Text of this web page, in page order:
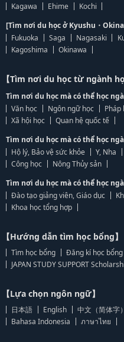
Kagawa
Ehime
Kochi
[Tìm nơi du học ở Kyushu・
Fukuoka
Saga Nagasaki
Kagoshima
Okinawa
【Tìm nơi du học từ ngành
Tìm nơi du học mà có thể học
Văn học
Ngôn ngữ học Pháp
Xã hội học
Quan hệ quốc tế
Tìm nơi du học mà có thể học
Hộ lý, Bảo vệ sức khỏe
Y, Nha
Công học
Nông Thủy sản
Tìm nơi du học mà có thể học
Đào tạo giảng viên, Giáo dục
Khoa học tổng hợp
【Hướng dẫn tìm học bổng】
Tìm học bổng
Đăng kí học bổng
JAPAN STUDY SUPPORT
【Lựa chọn ngôn ngữ】
日本語 English 中文（简体字）
Bahasa Indonesia
ภาษาไทย